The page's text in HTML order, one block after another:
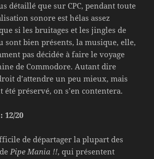
détaillé que sur CPC, pendant toute
sonore est hélas assez
si les bruitages et les jingles de
sont bien présents, la musique, elle,
pas décidée à faire le voyage
de Commodore. Autant dire
d’attendre un peu mieux, mais
été préservé, on s’en contentera.
12/20
de départager la plupart des
Pipe Mania !!, qui présentent